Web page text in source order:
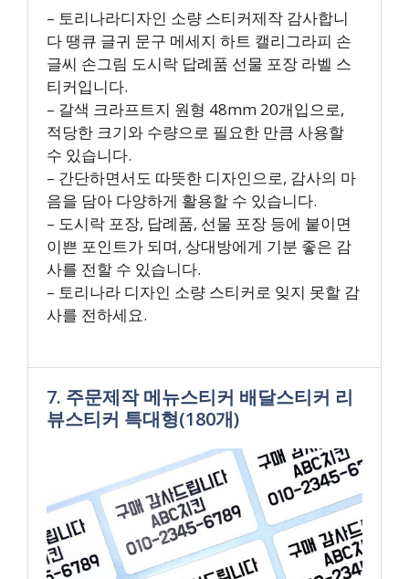
– 토리나라디자인 소량 스티커제작 감사합니
다 땡큐 글귀 문구 메세지 하트 캘리그라피 손
글씨 손그림 도시락 답례품 선물 포장 라벨 스
티커입니다.
– 갈색 크라프트지 원형 48mm 20개입으로,
적당한 크기와 수량으로 필요한 만큼 사용할
수 있습니다.
– 간단하면서도 따뜻한 디자인으로, 감사의 마
음을 담아 다양하게 활용할 수 있습니다.
– 도시락 포장, 답례품, 선물 포장 등에 붙이면
이쁜 포인트가 되며, 상대방에게 기분 좋은 감
사를 전할 수 있습니다.
– 토리나라 디자인 소량 스티커로 잊지 못할 감
사를 전하세요.
7. 주문제작 메뉴스티커 배달스티커 리
뷰스티커 특대형(180개)